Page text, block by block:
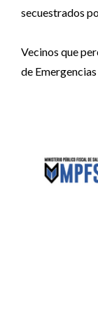
secuestrados
Vecinos que
de